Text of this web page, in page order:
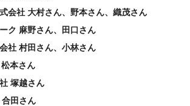
会社 大村さん、野本さん、織茂さん
ク 麻野さん、田口さん
社 村田さん、小林さん
本さん
塚越さん
田さん